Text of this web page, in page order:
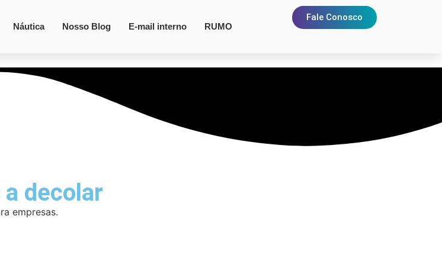
Náutica Nosso Blog E-mail interno RUMO
Fale Conosco
decolar
empresas.